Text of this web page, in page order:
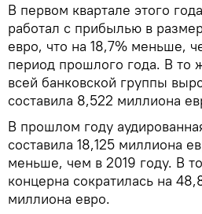
В первом квартале этого
работал с прибылью в
евро, что на 18,7% меньше,
период прошлого года. В то
всей банковской группы
составила 8,522 миллиона
В прошлом году
составила 18,125 миллиона
меньше, чем в 2019 году. В
концерна сократилась на
миллиона евро.